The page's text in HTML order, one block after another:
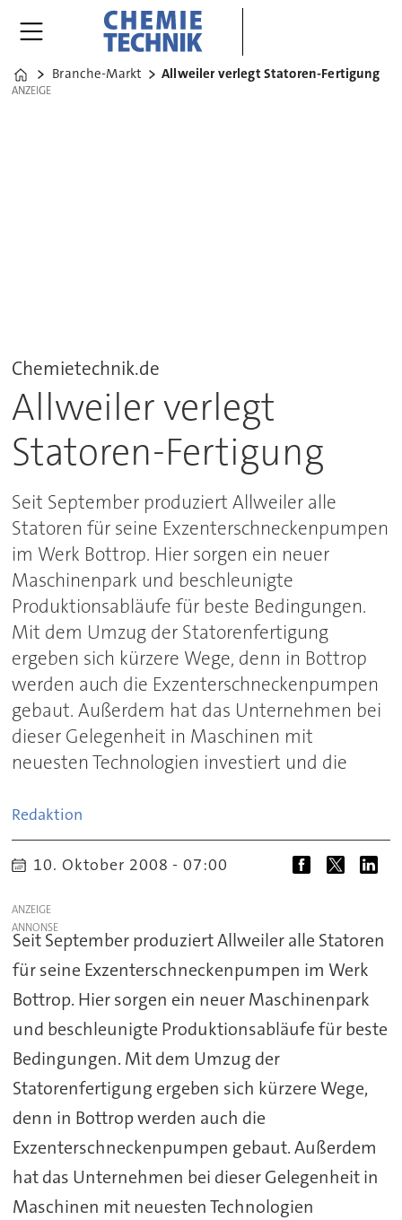
Home
Branche-Markt Allweiler verlegt Statoren-Fertigung
ANZEIGE
ANZEIGE
Chemietechnik.de
Allweiler verlegt
Statoren-Fertigung
Seit September produziert Allweiler alle
Statoren für seine Exzenterschneckenpumpen
im Werk Bottrop. Hier sorgen ein neuer
Maschinenpark und beschleunigte
Produktionsabläufe für beste Bedingungen.
Mit dem Umzug der Statorenfertigung
ergeben sich kürzere Wege, denn in Bottrop
werden auch die Exzenterschneckenpumpen
gebaut. Außerdem hat das Unternehmen bei
dieser Gelegenheit in Maschinen mit
neuesten Technologien investiert und die
Redaktion
10. Oktober 2008 - 07:00
ANZEIGE
Seit September produziert Allweiler alle Statoren
für seine Exzenterschneckenpumpen im Werk
Bottrop. Hier sorgen ein neuer Maschinenpark
und beschleunigte Produktionsabläufe für beste
Bedingungen. Mit dem Umzug der
Statorenfertigung ergeben sich kürzere Wege,
denn in Bottrop werden auch die
Exzenterschneckenpumpen gebaut. Außerdem
hat das Unternehmen bei dieser Gelegenheit in
Maschinen mit neuesten Technologien